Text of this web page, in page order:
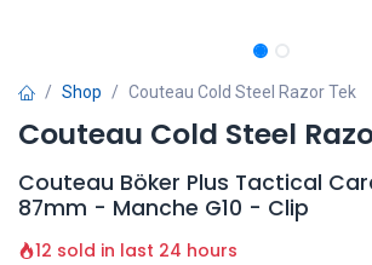
Shop Couteau Cold Steel Razor Tek
Couteau Cold Steel
Couteau Böker Plus Tactical
87mm - Manche G10 - Clip
12 sold in last 24 hours